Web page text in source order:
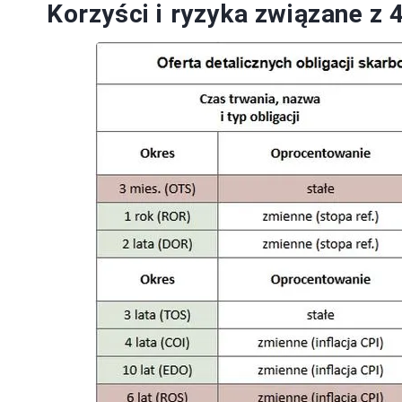
Korzyści i ryzyka związane